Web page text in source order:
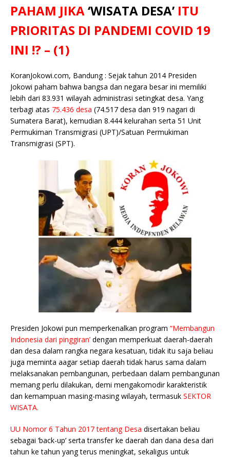
e
b
o
o
k
te
r
l s
A
y
Li
a
o
p
e
e
n
r
PAHAM JIKA ‘WISATA DESA’ ITU
PRIORITAS DI PANDEMI COVID 19
INI !? – (1)
KoranJokowi.com, Bandung : Sejak tahun 2014 Presiden
Jokowi paham bahwa bangsa dan negara besar ini memiliki
lebih dari 83.931 wilayah administrasi setingkat desa. Yang
terbagi atas 75.436 desa (74.517 desa dan 919 nagari di
Sumatera Barat), kemudian 8.444 kelurahan serta 51 Unit
Permukiman Transmigrasi (UPT)/Satuan Permukiman
Transmigrasi (SPT).
Presiden Jokowi pun memperkenalkan program “Membangun
Indonesia dari pinggiran’ dengan memperkuat daerah-daerah
dan desa dalam rangka negara kesatuan, tidak itu saja beliau
juga meminta aagar setiap daerah tidak harus sama dalam
melaksanakan pembangunan, perbedaan dalam pembangunan
memang perlu dilakukan, demi mengakomodir karakteristik
dan kemampuan masing-masing wilayah, termasuk SEKTOR
WISATA.
UU Nomor 6 Tahun 2017 tentang Desa disertakan beliau
sebagai ‘back-up’ serta transfer ke daerah dan dana desa dari
tahun ke tahun yang terus meningkat, sekaligus untuk